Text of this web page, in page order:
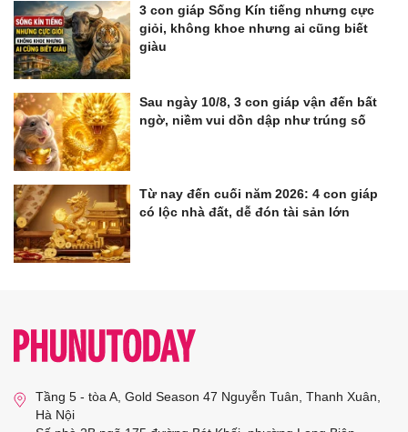
3 con giáp Sống Kín tiếng nhưng cực
giỏi, không khoe nhưng ai cũng biết
giàu
Sau ngày 10/8, 3 con giáp vận đến bất
ngờ, niềm vui dồn dập như trúng số
Từ nay đến cuối năm 2026: 4 con giáp
có lộc nhà đất, dễ đón tài sản lớn
Tầng 5 - tòa A, Gold Season 47 Nguyễn Tuân, Thanh Xuân,
Hà Nội